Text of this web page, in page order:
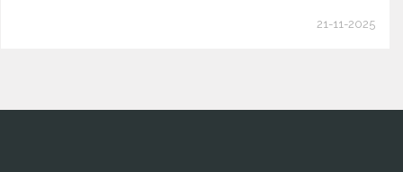
21-11-2025